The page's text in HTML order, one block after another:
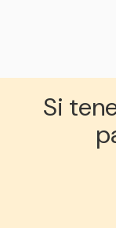
Si